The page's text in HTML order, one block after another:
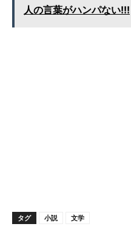
人の言葉がハンパない!!!
タグ 小説 文学